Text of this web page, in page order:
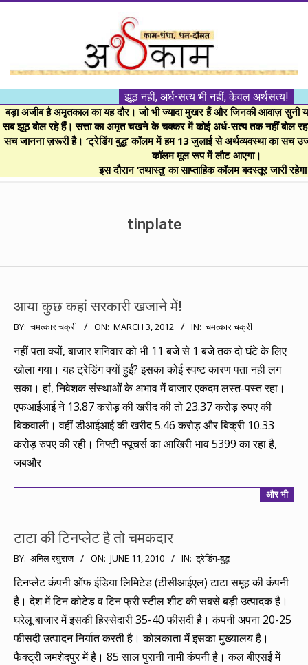
।।
अर्थकाम।।
BE
FINANCIALLY
झूठ नहीं, अर्ध-सत्य भी नहीं, केवल अर्थसत्य!
बड़ा अजीब है अमृतकाल का यह दौर। जो भी ज्यादा मुखर हैं और जिनकी आवाज़ सुनी
सब झूठ बोल रहे हैं। सत्ता का अमृत चखने के चक्कर में कोई अर्ध-सत्य तक नहीं बोल
सच जानना ज़रूरी है। ‘ट्रेडिंग बुद्ध’ कॉलम में हम 13 जुलाई से अर्थव्यवस्था का सच
कॉलम मूल रूप में लौट आएगा।
इस दौरान ‘तथास्तु’ का साप्ताहिक कॉलम बदस्तूर जारी
tinplate
आया कुछ कहां सरकारी खजाने में!
2012-
03-
03
BY: चमत्कार चक्री ON: MARCH 3, 2012 IN: चमत्कार चक्री
नहीं पता क्यों, बाजार शनिवार को भी 11 बजे से 1 बजे तक दो घंटे के लिए
खोला गया। यह ट्रेडिंग क्यों हुई? इसका कोई स्पष्ट कारण पता नही लग
सका। हां, निवेशक संस्थाओं के अभाव में बाजार एकदम लस्त-पस्त रहा।
एफआईआई ने 13.87 करोड़ की खरीद की तो 23.37 करोड़ रुपए की
बिकवाली। वहीं डीआईआई की खरीद 5.46 करोड़ और बिक्री 10.33
करोड़ रुपए की रही। निफ्टी फ्यूचर्स का आखिरी भाव 5399 का रहा है,
जबऔर
और भी
टाटा की टिनप्लेट है तो चमकदार
2010-
06-
11
BY: अनिल रघुराज ON: JUNE 11, 2010 IN: ट्रेडिंग-बुद्ध
टिनप्लेट कंपनी ऑफ इंडिया लिमिटेड (टीसीआईएल) टाटा समूह की कंपनी
है। देश में टिन कोटेड व टिन फ्री स्टील शीट की सबसे बड़ी उत्पादक है।
घरेलू बाजार में इसकी हिस्सेदारी 35-40 फीसदी है। कंपनी अपना 20-25
फीसदी उत्पादन निर्यात करती है। कोलकाता में इसका मुख्यालय है।
फैक्ट्री जमशेदपुर में है। 85 साल पुरानी नामी कंपनी है। कल बीएसई में